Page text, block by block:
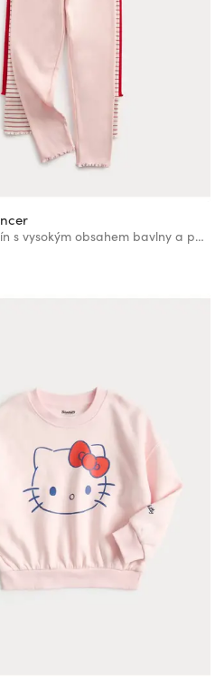
Sada 3 ks legín s vysokým obsahem bavlny a pobřežním motivem (2–8 let) Marks & Spencer růžová